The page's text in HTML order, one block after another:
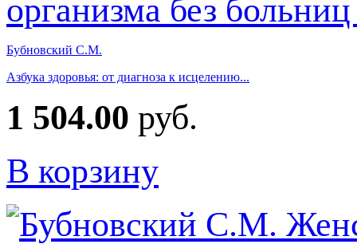
Бубновский С.М.
Азбука здоровья: от диагноза к исцелению...
1 504.00 руб.
В корзину